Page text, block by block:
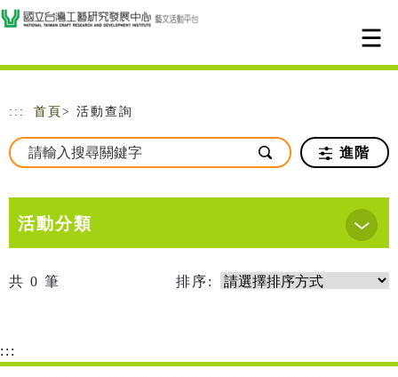
跳到主要內容
網站導覽
::: 首頁 > 活動查詢
進階
活動分類
共 0 筆 排序:
:::